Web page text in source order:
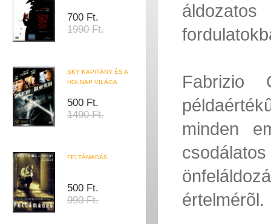
700 Ft.
1990 Ft.
SKY KAPITÁNY ÉS A
HOLNAP VILÁGA
500 Ft.
1490 Ft.
FELTÁMADÁS
500 Ft.
990 Ft.
Fabrizio
minden
értelmérõl.